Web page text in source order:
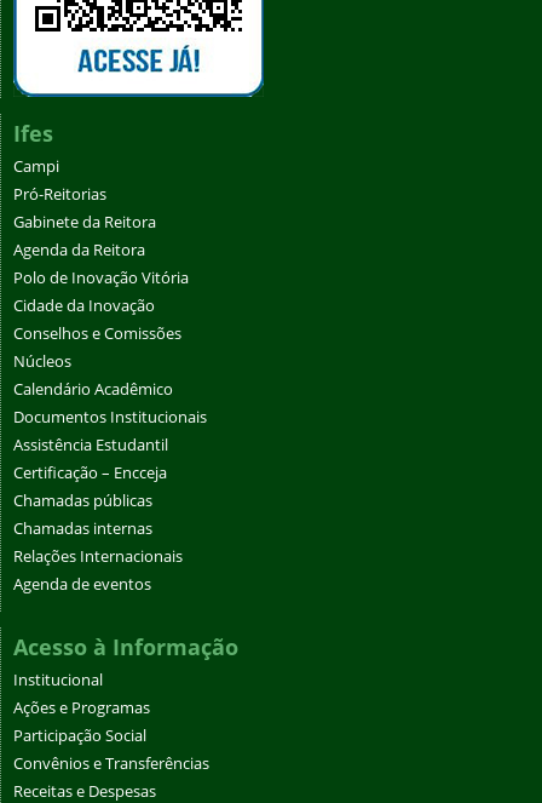
Ifes
Campi
Pró-Reitorias
Gabinete da Reitora
Agenda da Reitora
Polo de Inovação Vitória
Cidade da Inovação
Conselhos e Comissões
Núcleos
Calendário Acadêmico
Documentos Institucionais
Assistência Estudantil
Certificação – Encceja
Chamadas públicas
Chamadas internas
Relações Internacionais
Agenda de eventos
Acesso à Informação
Institucional
Ações e Programas
Participação Social
Convênios e Transferências
Receitas e Despesas